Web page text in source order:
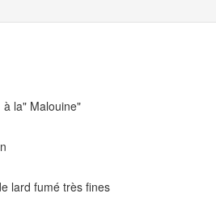
la" Malouine"
lard fumé très fines